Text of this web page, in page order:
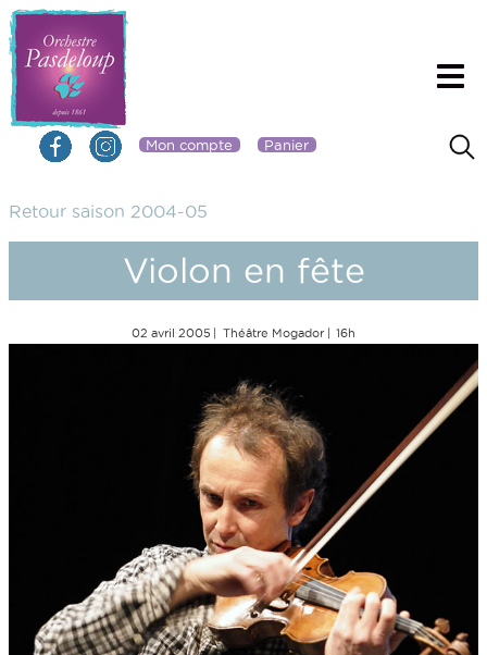
Mon compte Panier
Retour saison 2004-05
Violon en fête
02 avril 2005 Théâtre Mogador 16h